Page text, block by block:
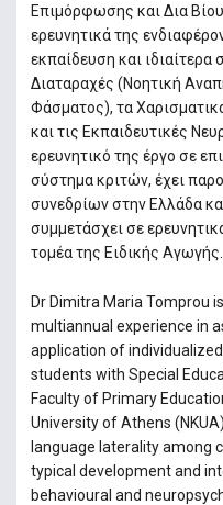
Επιμόρφωσης και Δια
ερευνητικά της
εκπαίδευση και ιδιαίτερα
Διαταραχές (Νοητική
Φάσματος), τα
και τις Εκπαιδευτικές
ερευνητικό της έργο σε
σύστημα κριτών, έχει
συνεδρίων στην Ελλάδα
συμμετάσχει σε
τομέα της Ειδικής Αγωγής.
Dr Dimitra Maria Tomprou
multiannual experience in
application of
students with Special
Faculty of Primary
University of Athens
language laterality among
typical development and
behavioural and